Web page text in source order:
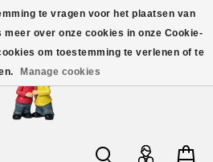
te vragen voor het plaatsen van
over onze cookies in onze Cookie-
om toestemming te verlenen of te
Manage cookies